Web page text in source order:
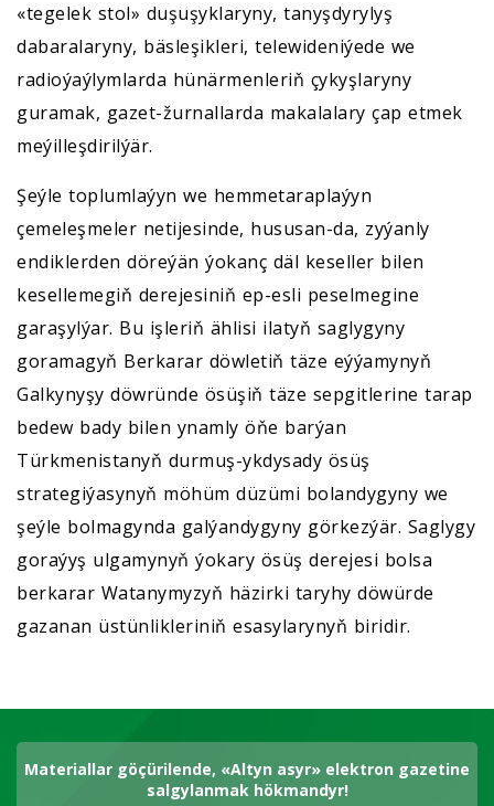
«tegelek stol» duşuşyklaryny, tanyşdyrylyş
dabaralaryny, bäsleşikleri, telewideniýede we
radioýaýlymlarda hünärmenleriň çykyşlaryny
guramak, gazet-žurnallarda makalalary çap etmek
meýilleşdirilýär.
Şeýle toplumlaýyn we hemmetaraplaýyn
çemeleşmeler netijesinde, hususan-da, zyýanly
endiklerden döreýän ýokanç däl keseller bilen
kesellemegiň derejesiniň ep-esli peselmegine
garaşylýar. Bu işleriň ählisi ilatyň saglygyny
goramagyň Berkarar döwletiň täze eýýamynyň
Galkynyşy döwründe ösüşiň täze sepgitlerine tarap
bedew bady bilen ynamly öňe barýan
Türkmenistanyň durmuş-ykdysady ösüş
strategiýasynyň möhüm düzümi bolandygyny we
şeýle bolmagynda galýandygyny görkezýär. Saglygy
goraýyş ulgamynyň ýokary ösüş derejesi bolsa
berkarar Watanymyzyň häzirki taryhy döwürde
gazanan üstünlikleriniň esasylarynyň biridir.
Materiallar göçürilende, «Altyn asyr» elektron gazetine
salgylanmak hökmandyr!